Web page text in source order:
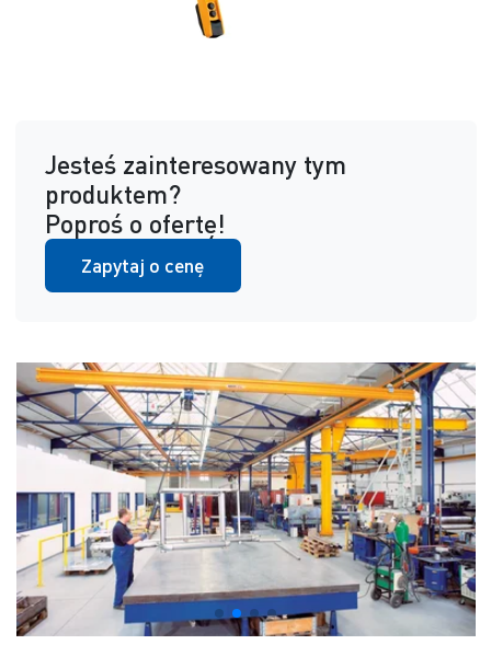
Jesteś zainteresowany tym
produktem?
Poproś o ofertę!
Zapytaj o cenę